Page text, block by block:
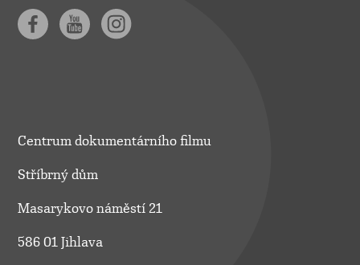
Centrum dokumentárního filmu
Stříbrný dům
Masarykovo náměstí 21
586 01 Jihlava